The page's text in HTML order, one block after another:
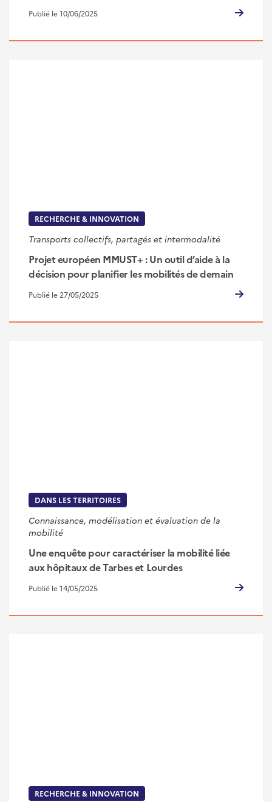
Publié le 10/06/2025
RECHERCHE & INNOVATION
Transports collectifs, partagés et intermodalité
Projet européen MMUST+ : Un outil d’aide à la
décision pour planifier les mobilités de demain
Publié le 27/05/2025
DANS LES TERRITOIRES
Connaissance, modélisation et évaluation de la
mobilité
Une enquête pour caractériser la mobilité liée
aux hôpitaux de Tarbes et Lourdes
Publié le 14/05/2025
RECHERCHE & INNOVATION